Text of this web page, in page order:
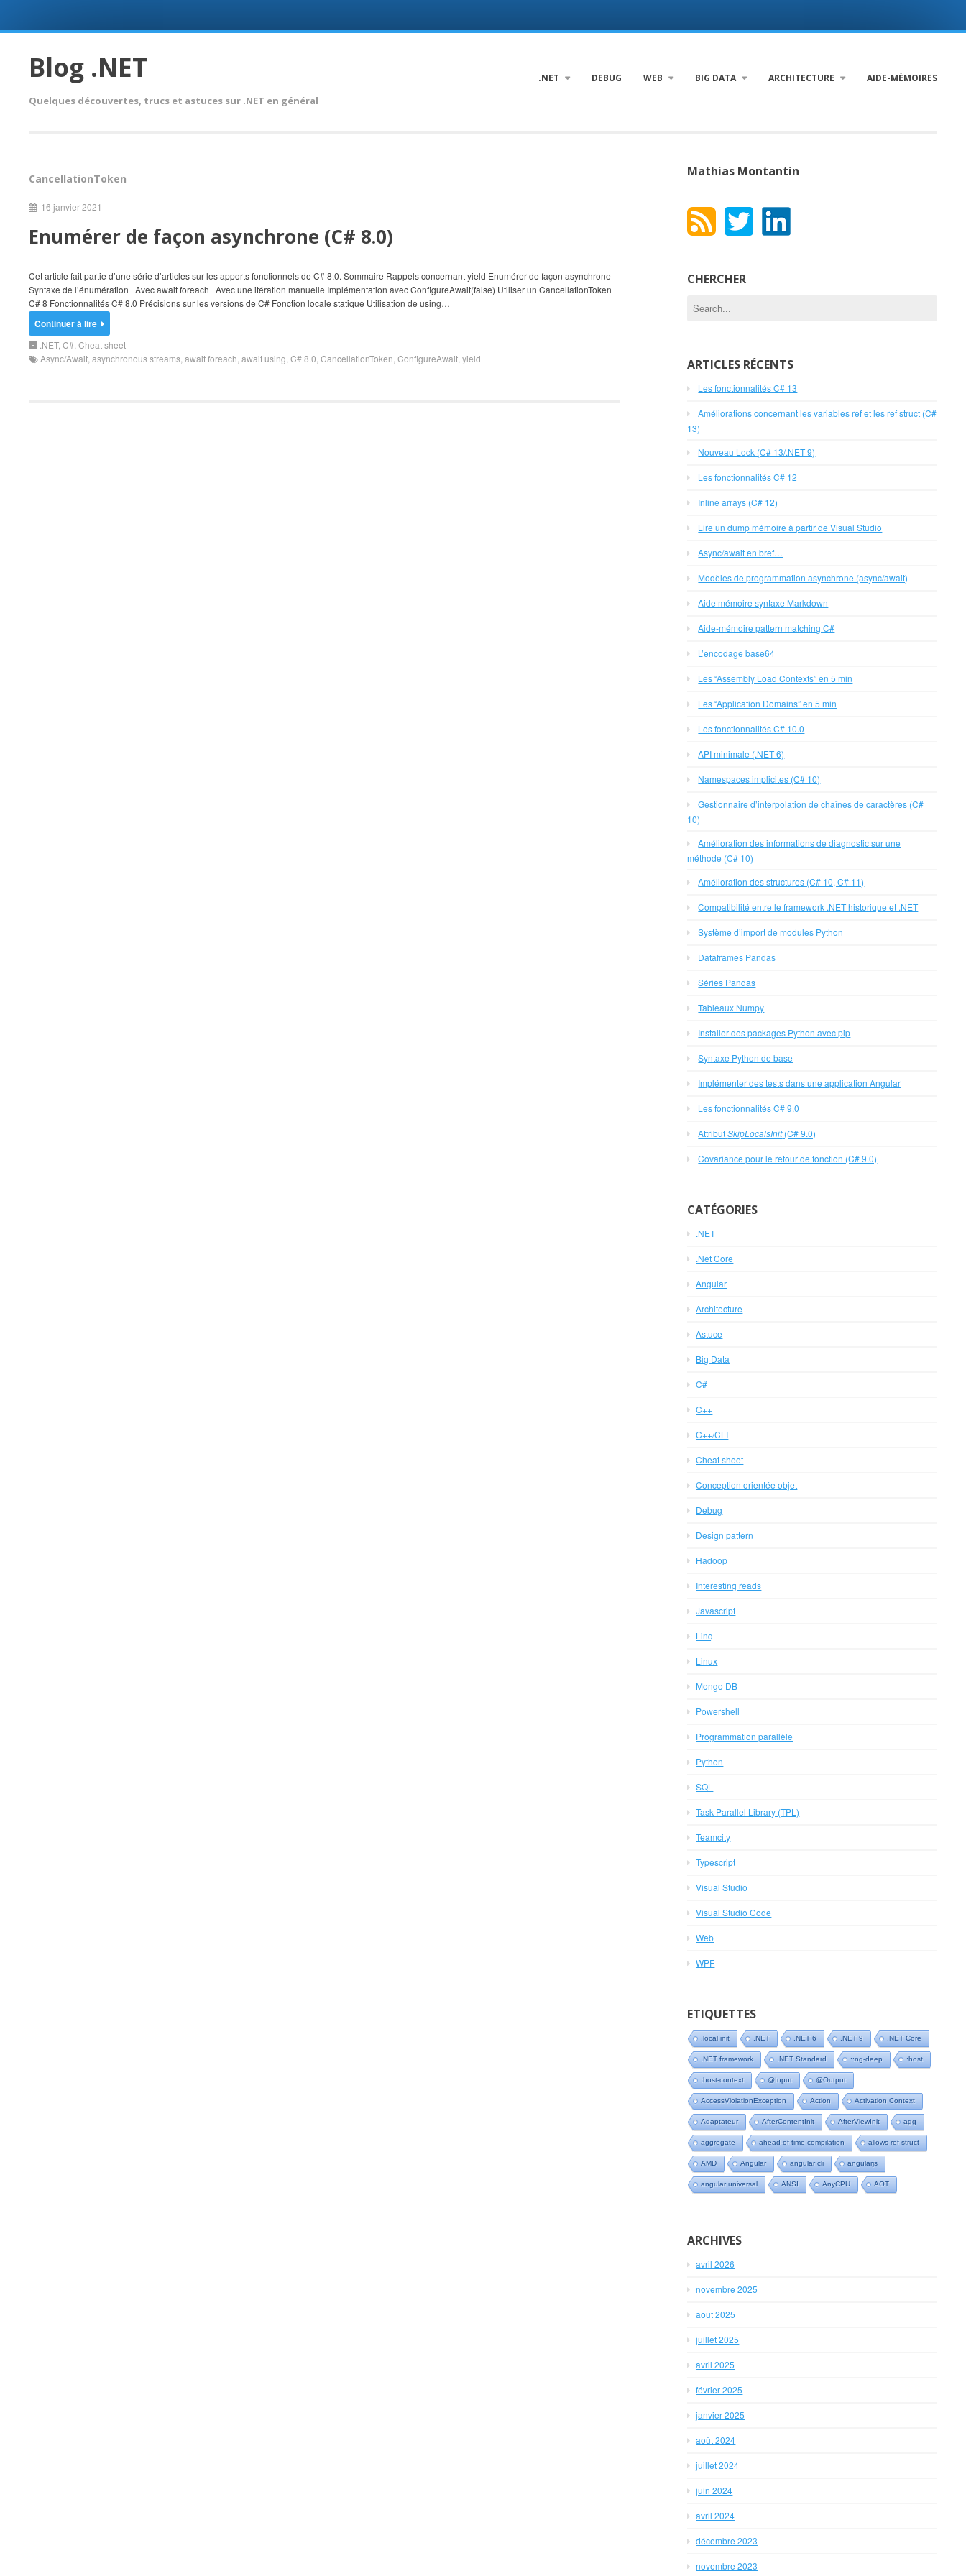
to
content
Blog .NET
Quelques découvertes, trucs et astuces sur .NET en général
.NET DEBUG WEB BIG DATA ARCHITECTURE AIDE-MÉMOIRES
CancellationToken
16 janvier 2021
Enumérer de façon asynchrone (C# 8.0)
Cet article fait partie d’une série d’articles sur les apports fonctionnels de C# 8.0. Sommaire Rappels concernant yield Enumérer de façon asynchrone
Syntaxe de l’énumération Avec await foreach Avec une itération manuelle Implémentation avec ConfigureAwait(false) Utiliser un CancellationToken
C# 8 Fonctionnalités C# 8.0 Précisions sur les versions de C# Fonction locale statique Utilisation de using…
Continuer à lire
.NET, C# Cheat sheet
Async/Await asynchronous streams await foreach await using C# 8.0 CancellationToken ConfigureAwait yield
Mathias Montantin
CHERCHER
Search
for:
ARTICLES RÉCENTS
Les fonctionnalités C# 13
Améliorations concernant les variables ref et les ref struct (C#
13)
Nouveau Lock (C# 13/.NET 9)
Les fonctionnalités C# 12
Inline arrays (C# 12)
Lire un dump mémoire à partir de Visual Studio
Async/await en bref…
Modèles de programmation asynchrone (async/await)
Aide mémoire syntaxe Markdown
Aide-mémoire pattern matching C#
L’encodage base64
Les “Assembly Load Contexts” en 5 min
Les “Application Domains” en 5 min
Les fonctionnalités C# 10.0
API minimale (.NET 6)
Namespaces implicites (C# 10)
Gestionnaire d’interpolation de chaînes de caractères (C#
10)
Amélioration des informations de diagnostic sur une
méthode (C# 10)
Amélioration des structures (C# 10, C# 11)
Compatibilité entre le framework .NET historique et .NET
Système d’import de modules Python
Dataframes Pandas
Séries Pandas
Tableaux Numpy
Installer des packages Python avec pip
Syntaxe Python de base
Implémenter des tests dans une application Angular
Les fonctionnalités C# 9.0
AttributSkipLocalsInit(C# 9.0)
Covariance pour le retour de fonction (C# 9.0)
CATÉGORIES
.NET
.Net Core
Angular
Architecture
Astuce
Big Data
C#
C++
C++/CLI
Cheat sheet
Conception orientée objet
Debug
Design pattern
Hadoop
Interesting reads
Javascript
Linq
Linux
Mongo DB
Powershell
Programmation parallèle
Python
SQL
Task Parallel Library (TPL)
Teamcity
Typescript
Visual Studio
Visual Studio Code
Web
WPF
ETIQUETTES
.local init .NET .NET 6 .NET 9 .NET Core
.NET framework .NET Standard ::ng-deep :host
:host-context @Input @Output
AccessViolationException Action Activation Context
Adaptateur AfterContentInit AfterViewInit agg
aggregate ahead-of-time compilation allows ref struct
AMD Angular angular cli angularjs
angular universal ANSI AnyCPU AOT
ARCHIVES
avril 2026
novembre 2025
août 2025
juillet 2025
avril 2025
février 2025
janvier 2025
août 2024
juillet 2024
juin 2024
avril 2024
décembre 2023
novembre 2023